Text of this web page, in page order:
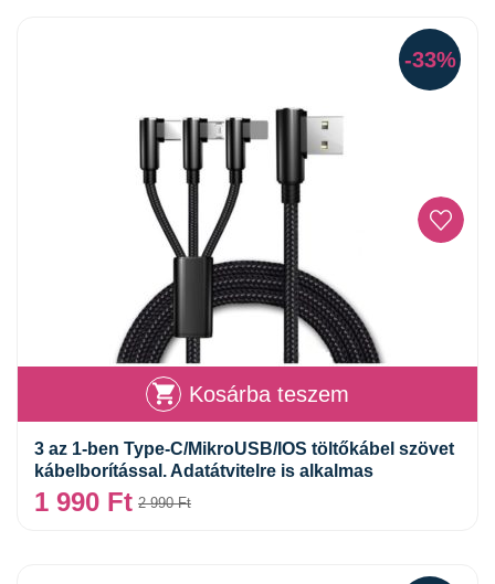
-33%
Kosárba teszem
3 az 1-ben Type-C/MikroUSB/IOS töltőkábel szövet
kábelborítással. Adatátvitelre is alkalmas
2 990Ft
1 990 Ft